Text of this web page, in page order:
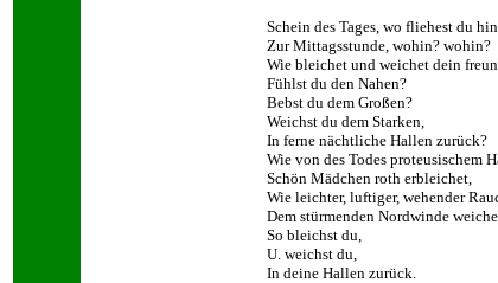
Schein des Tages, wo fliehest du
Zur Mittagsstunde, wohin? wohin?
Wie bleichet und weichet dein
Fühlst du den Nahen?
Bebst du dem Großen?
Weichst du dem Starken,
In ferne nächtliche Hallen zurück?
Wie von des Todes proteusischem
Schön Mädchen roth erbleichet,
Wie leichter, luftiger, wehender
Dem stürmenden Nordwinde
So bleichst du,
U. weichst du,
In deine Hallen zurück.